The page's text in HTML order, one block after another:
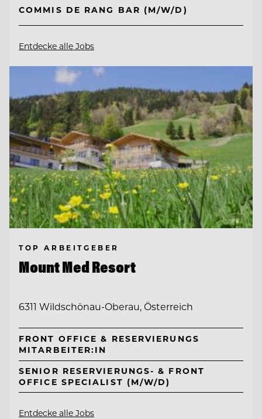
COMMIS DE RANG BAR (M/W/D)
Entdecke alle Jobs
TOP ARBEITGEBER
Mount Med Resort
6311 Wildschönau-Oberau, Österreich
FRONT OFFICE & RESERVIERUNGS
MITARBEITER:IN
SENIOR RESERVIERUNGS- & FRONT
OFFICE SPECIALIST (M/W/D)
Entdecke alle Jobs